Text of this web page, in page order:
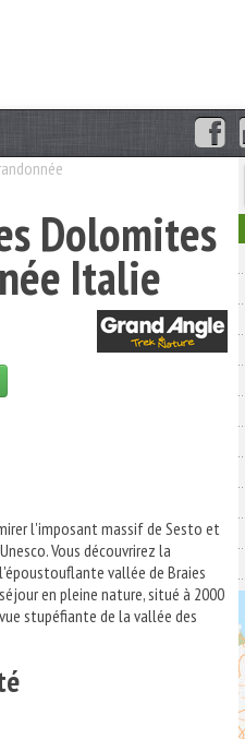
Dolomites
Italie
l'imposant massif de Sesto et
Vous découvrirez la
vallée de Braies
en pleine nature, situé à 2000
stupéfiante de la vallée des